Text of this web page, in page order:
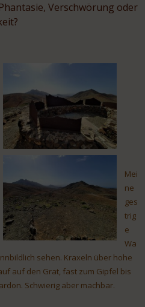
Verschwörung oder
Mei
ne
ges
trig
e
Wa
sehen. Kraxeln über hohe
auf den Grat, fast zum Gipfel bis
Schwierig aber machbar.